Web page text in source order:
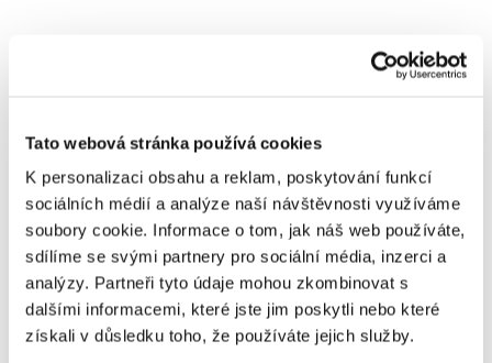
Tato webová stránka používá cookies
K personalizaci obsahu a reklam, poskytování funkcí
sociálních médií a analýze naší návštěvnosti využíváme
soubory cookie. Informace o tom, jak náš web používáte,
sdílíme se svými partnery pro sociální média, inzerci a
analýzy. Partneři tyto údaje mohou zkombinovat s
dalšími informacemi, které jste jim poskytli nebo které
získali v důsledku toho, že používáte jejich služby.
Vysloužilá elektrozařízení prezentujeme jako
zásobárnu cenných druhotných surovin, jejichž
předcházet devastaci planety.
Jasnou a srozumitelnou formou odpovídáme na
otázky proč a jak třídit vysloužilá elektrozařízení a
baterie, kam je odevzdat i co se s nimi následně